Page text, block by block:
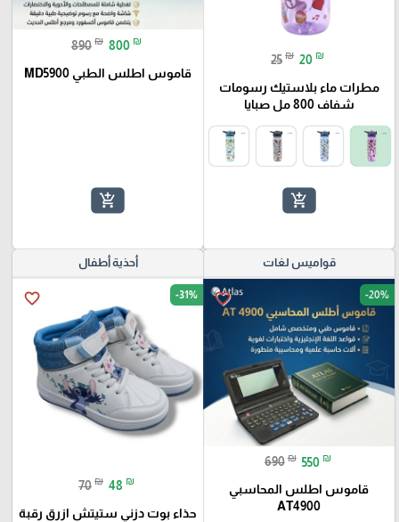
25 ₪ 20 ₪
مطرات ماء بلاستيك رسومات
شفاف 800 مل صبايا
add_shopping_cart
890 ₪ 800 ₪
قاموس اطلس الطبي MD5900
add_shopping_cart
قواميس لغات
favorite_border -20%
690 ₪ 550 ₪
قاموس اطلس المحاسبي
AT4900
أحذية أطفال
favorite_border -31%
70 ₪ 48 ₪
حذاء بوت دزني ستيتش ازرق رقبة